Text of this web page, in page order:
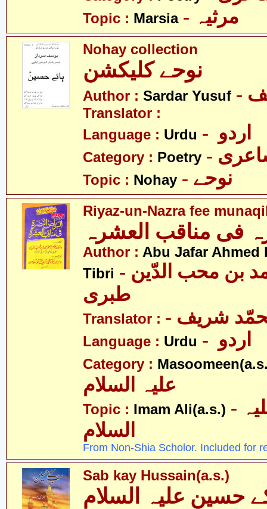
Topic : Marsia
Nohay collection
Author : Sardar Yusuf
Translator :
Language : Urdu
Category : Poetry
Topic : Nohay
Riyaz-un-Nazra fee
فی مناقب العشرہ
Author : Abu Jafar
Tibri - ابو جعفر احمد بن محب الدّین
طبری
Translator : محمّد شریف
Language : Urdu
Category :
Topic : Imam Ali(a.s.) - امام علی علیہ
السلام
From Non-Shia Scholor. Included for
Sab kay Hussain(a.s.)
حسین علیہ السلام